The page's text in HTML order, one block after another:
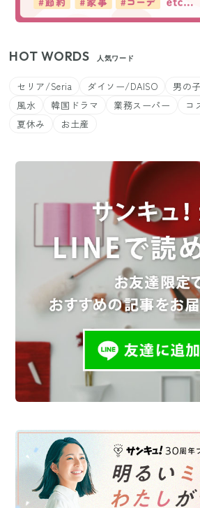
HOT WORDS 人気ワード
セリア/Seria ダイソー/DAISO
男の
風水
韓国ドラマ 業務スーパー コ
夏休み
お土産